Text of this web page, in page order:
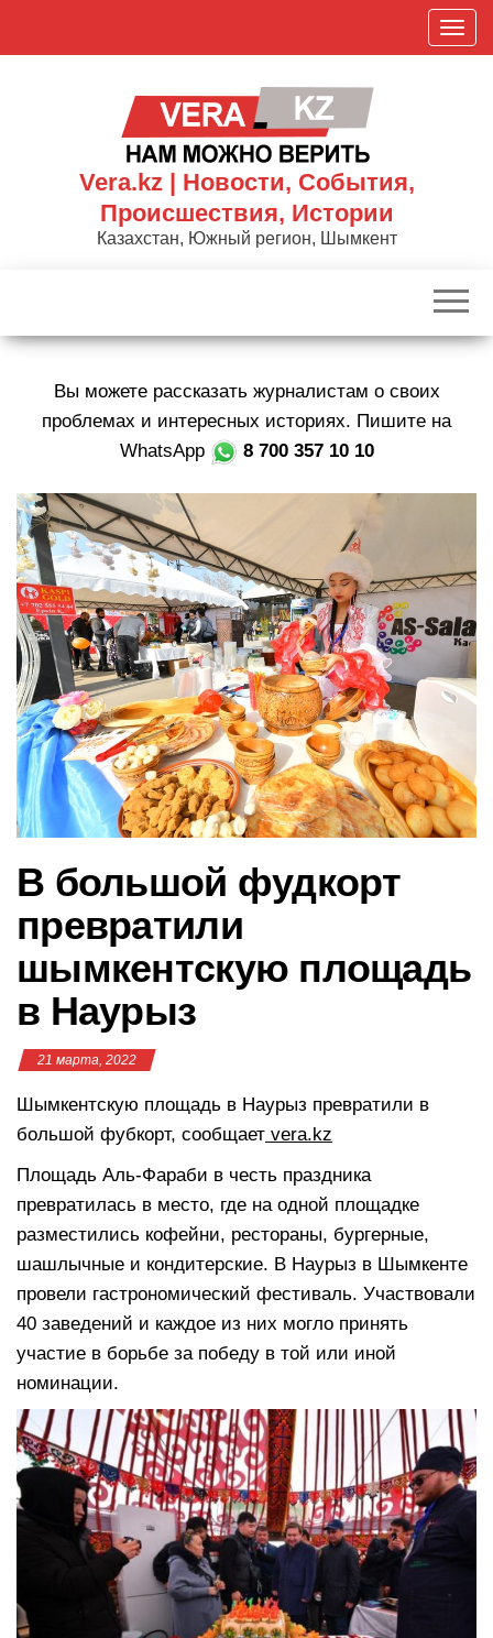
П
о
к
р
а
и
ю
Vera.kz | Новости, События,
Происшествия, Истории
Казахстан, Южный регион, Шымкент
Вы можете рассказать журналистам о своих
проблемах и интересных историях. Пишите на
WhatsApp
8 700 357 10 10
В большой фудкорт
превратили
шымкентскую площадь
в Наурыз
21 марта, 2022
Шымкентскую площадь в Наурыз превратили в
большой фубкорт, сообщает vera.kz
Площадь Аль-Фараби в честь праздника
превратилась в место, где на одной площадке
разместились кофейни, рестораны, бургерные,
шашлычные и кондитерские. В Наурыз в Шымкенте
провели гастрономический фестиваль. Участвовали
40 заведений и каждое из них могло принять
участие в борьбе за победу в той или иной
номинации.